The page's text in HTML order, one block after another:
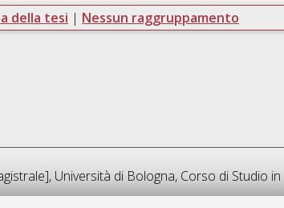
della tesi | Nessun raggruppamento
Università di Bologna, Corso di Studio in